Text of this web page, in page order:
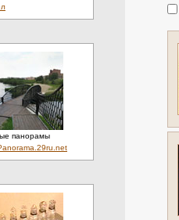
панорамы